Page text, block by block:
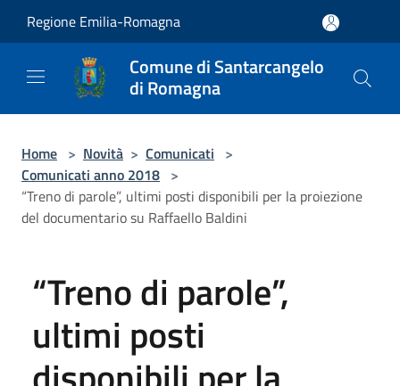
Regione Emilia-Romagna
Comune di Santarcangelo
di Romagna
Home > Novità > Comunicati >
Comunicati anno 2018 >
“Treno di parole”, ultimi posti disponibili per la proiezione
del documentario su Raffaello Baldini
“Treno di parole”,
ultimi posti